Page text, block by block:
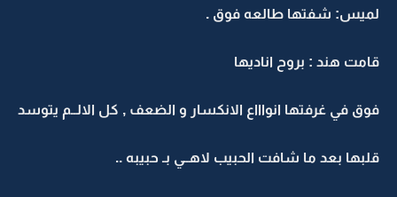
لميس: شفتها طالعه فوق .
قامت هند : بروح اناديها
فوق في غرفتها انواااع الانكسار و الضعف , كل الالــم يتوسد
قلبها بعد ما شافت الحبيب لاهــي بـ حبيبه ..